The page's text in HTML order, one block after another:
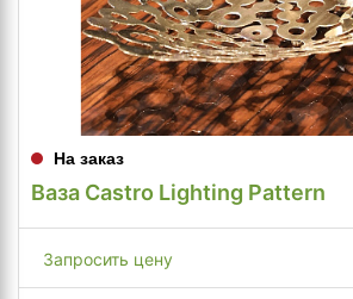
На заказ
Ваза Castro Lighting Pattern
Запросить цену